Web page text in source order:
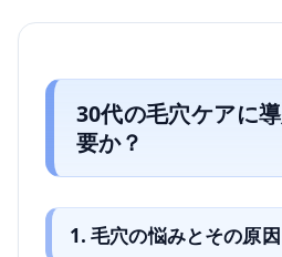
30代の毛穴ケアに
要か？
1. 毛穴の悩みとその原因